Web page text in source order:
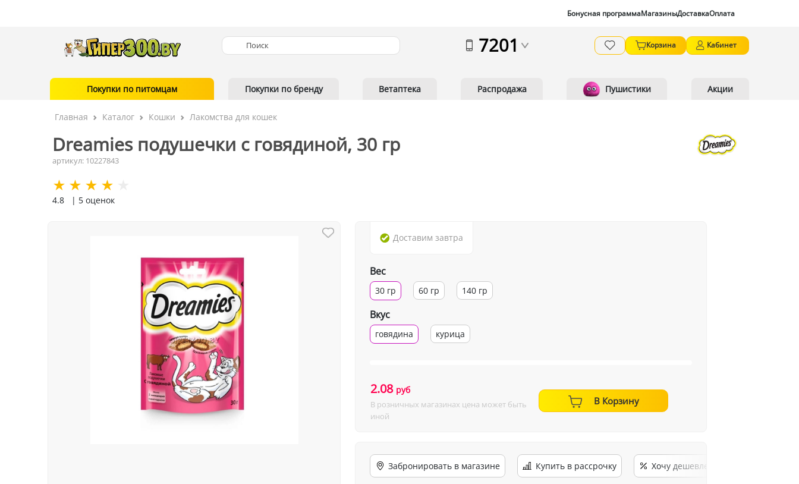
Бонусная программаМагазиныДоставкаОплата
7201 Корзина Кабинет
Покупки по питомцам Покупки по бренду Ветаптека Распродажа Пушистики Акции
Главная Каталог Кошки Лакомства для кошек
Dreamies подушечки с говядиной, 30 гр
артикул: 10227843
4.8 | 5 оценок
Доставим завтра
Вес
30 гр 60 гр 140 гр
Вкус
говядина курица
2.08 руб
В розничных магазинах цена может быть
иной
В Корзину
Забронировать в магазине Купить в рассрочку Хочу дешевле